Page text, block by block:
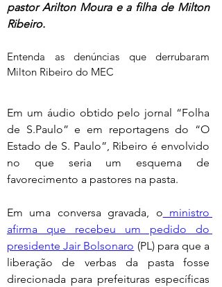
pastor Arilton Moura e a filha de Milton
Ribeiro.
Entenda as denúncias que derrubaram
Milton Ribeiro do MEC
Em um áudio obtido pelo jornal “Folha
de S.Paulo” e em reportagens do “O
Estado de S. Paulo”, Ribeiro é envolvido
no que seria um esquema de
favorecimento a pastores na pasta.
Em uma conversa gravada, o ministro
afirma que recebeu um pedido do
presidente Jair Bolsonaro (PL) para que a
liberação de verbas da pasta fosse
direcionada para prefeituras específicas